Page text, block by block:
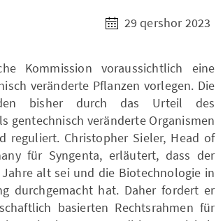
29 qershor 2023
Kommission voraussichtlich eine
veränderte Pflanzen vorlegen. Die
bisher durch das Urteil des
gentechnisch veränderte Organismen
reguliert. Christopher Sieler, Head of
für Syngenta, erläutert, dass der
alt sei und die Biotechnologie in
durchgemacht hat. Daher fordert er
basierten Rechtsrahmen für